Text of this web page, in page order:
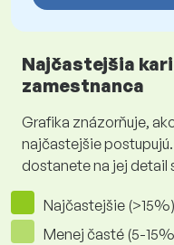
Najčastejšia
zamestnanca
Grafika znázorňuje,
najčastejšie
dostanete na jej detail
Najčastejšie (>15%)
Menej časté (5-